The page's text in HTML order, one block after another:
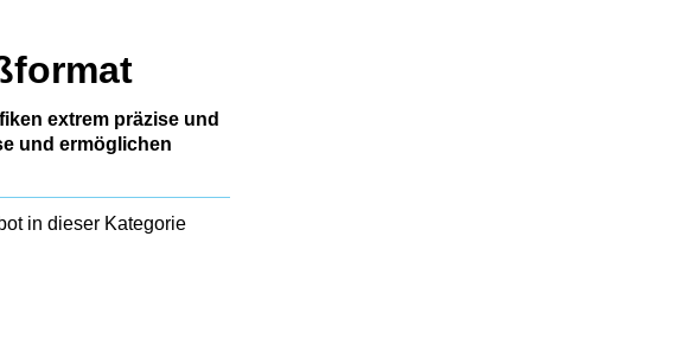
extrem präzise und
und ermöglichen
in dieser Kategorie